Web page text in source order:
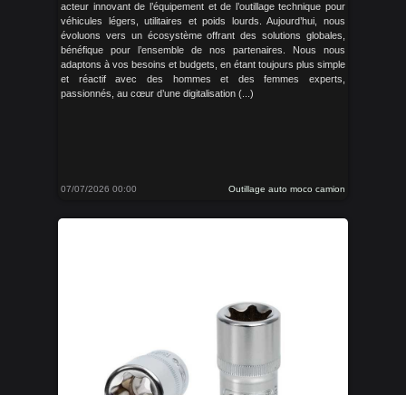
acteur innovant de l’équipement et de l’outillage technique pour
véhicules légers, utilitaires et poids lourds. Aujourd’hui, nous
évoluons vers un écosystème offrant des solutions globales,
bénéfique pour l’ensemble de nos partenaires. Nous nous
adaptons à vos besoins et budgets, en étant toujours plus simple
et réactif avec des hommes et des femmes experts,
passionnés, au cœur d’une digitalisation (...)
07/07/2026 00:00 Outillage auto moco camion